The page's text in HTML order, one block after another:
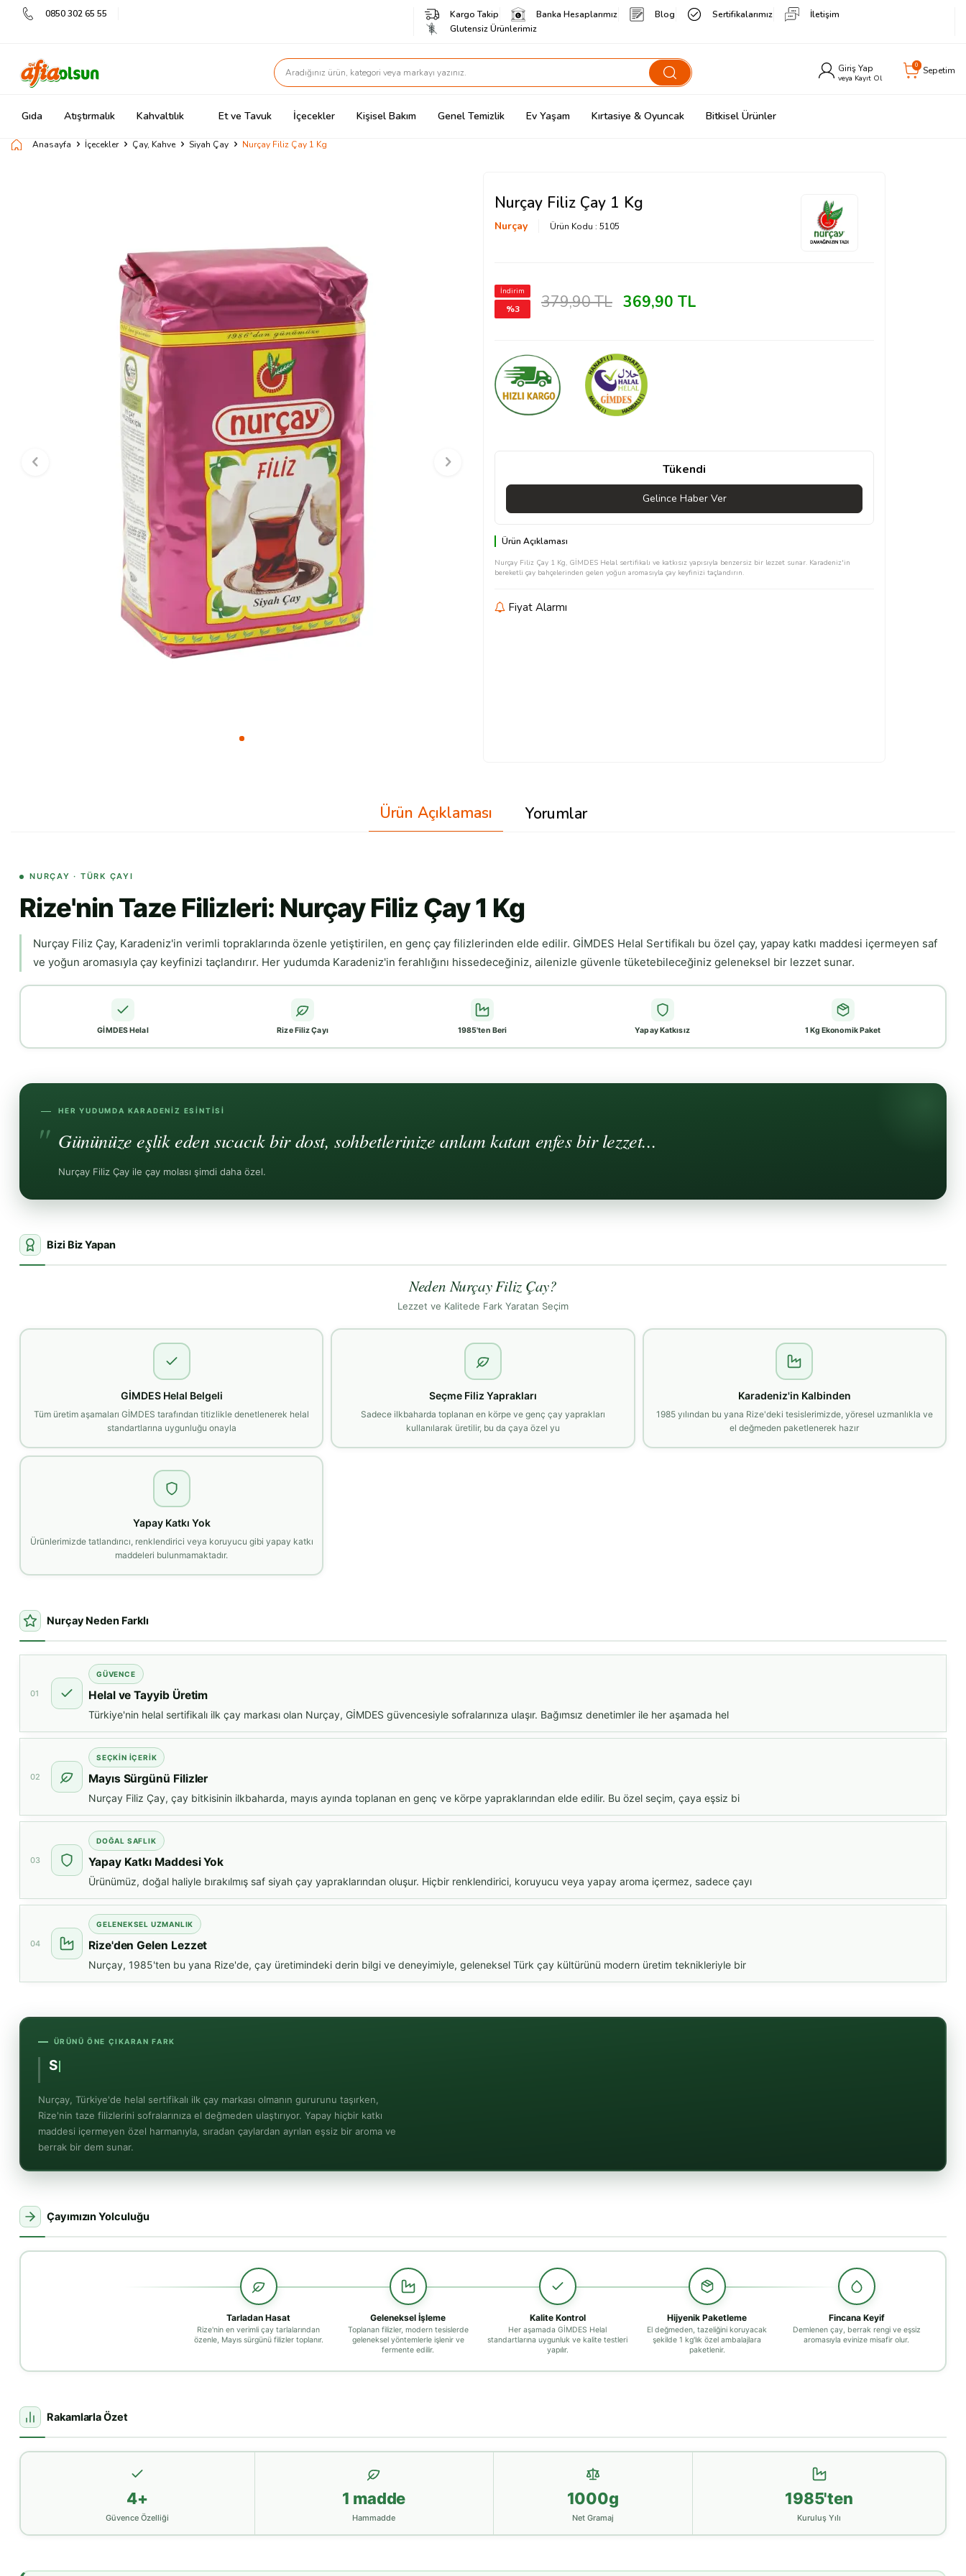
0850 302 65 55 Kargo Takip Banka Hesaplarımız Blog Sertifikalarımız
İletişim
Glutensiz Ürünlerimiz
Giriş Yap
veya Kayıt Ol
0 Sepetim
Gıda Atıştırmalık Kahvaltılık Et ve Tavuk İçecekler Kişisel Bakım Genel Temizlik Ev Yaşam Kırtasiye & Oyuncak Bitkisel Ürünler
Anasayfa İçecekler Çay, Kahve Siyah Çay Nurçay Filiz Çay 1 Kg
Nurçay Filiz Çay 1 Kg
Nurçay Ürün Kodu : 5105
İndirim
%3 379,90TL 369,90 TL
Tükendi
Gelince Haber Ver
Ürün Açıklaması
Nurçay Filiz Çay 1 Kg, GİMDES Helal sertifikalı ve katkısız yapısıyla benzersiz bir lezzet sunar. Karadeniz'in
bereketli çay bahçelerinden gelen yoğun aromasıyla çay keyfinizi taçlandırın.
Fiyat Alarmı
Ürün Açıklaması Yorumlar
NURÇAY · TÜRK ÇAYI
Rize'nin Taze Filizleri: Nurçay Filiz Çay 1 Kg
Nurçay Filiz Çay, Karadeniz'in verimli topraklarında özenle yetiştirilen, en genç çay filizlerinden elde edilir. GİMDES Helal Sertifikalı bu özel çay, yapay katkı maddesi içermeyen saf
ve yoğun aromasıyla çay keyfinizi taçlandırır. Her yudumda Karadeniz'in ferahlığını hissedeceğiniz, ailenizle güvenle tüketebileceğiniz geleneksel bir lezzet sunar.
GİMDES Helal Rize Filiz Çayı 1985'ten Beri Yapay Katkısız 1 Kg Ekonomik Paket
HER YUDUMDA KARADENIZ ESINTISI
Gününüze eşlik eden sıcacık bir dost, sohbetlerinize anlam katan enfes bir lezzet...
Nurçay Filiz Çay ile çay molası şimdi daha özel.
Bizi Biz Yapan
Neden Nurçay Filiz Çay?
Lezzet ve Kalitede Fark Yaratan Seçim
GİMDES Helal Belgeli
Tüm üretim aşamaları GİMDES tarafından titizlikle denetlenerek helal
standartlarına uygunluğu onayla
Seçme Filiz Yaprakları
Sadece ilkbaharda toplanan en körpe ve genç çay yaprakları
kullanılarak üretilir, bu da çaya özel yu
Karadeniz'in Kalbinden
1985 yılından bu yana Rize'deki tesislerimizde, yöresel uzmanlıkla ve
el değmeden paketlenerek hazır
Yapay Katkı Yok
Ürünlerimizde tatlandırıcı, renklendirici veya koruyucu gibi yapay katkı
maddeleri bulunmamaktadır.
Nurçay Neden Farklı
01
GÜVENCE
Helal ve Tayyib Üretim
Türkiye'nin helal sertifikalı ilk çay markası olan Nurçay, GİMDES güvencesiyle sofralarınıza ulaşır. Bağımsız denetimler ile her aşamada hel
02
SEÇKIN İÇERIK
Mayıs Sürgünü Filizler
Nurçay Filiz Çay, çay bitkisinin ilkbaharda, mayıs ayında toplanan en genç ve körpe yapraklarından elde edilir. Bu özel seçim, çaya eşsiz bi
03
DOĞAL SAFLIK
Yapay Katkı Maddesi Yok
Ürünümüz, doğal haliyle bırakılmış saf siyah çay yapraklarından oluşur. Hiçbir renklendirici, koruyucu veya yapay aroma içermez, sadece çayı
04
GELENEKSEL UZMANLIK
Rize'den Gelen Lezzet
Nurçay, 1985'ten bu yana Rize'de, çay üretimindeki derin bilgi ve deneyimiyle, geleneksel Türk çay kültürünü modern üretim teknikleriyle bir
ÜRÜNÜ ÖNE ÇIKARAN FARK
Sadece Mayıs Sürgünü G
Nurçay, Türkiye'de helal sertifikalı ilk çay markası olmanın gururunu taşırken,
Rize'nin taze filizlerini sofralarınıza el değmeden ulaştırıyor. Yapay hiçbir katkı
maddesi içermeyen özel harmanıyla, sıradan çaylardan ayrılan eşsiz bir aroma ve
berrak bir dem sunar.
Çayımızın Yolculuğu
Tarladan Hasat
Rize'nin en verimli çay tarlalarından
özenle, Mayıs sürgünü filizler toplanır.
Geleneksel İşleme
Toplanan filizler, modern tesislerde
geleneksel yöntemlerle işlenir ve
fermente edilir.
Kalite Kontrol
Her aşamada GİMDES Helal
standartlarına uygunluk ve kalite testleri
yapılır.
Hijyenik Paketleme
El değmeden, tazeliğini koruyacak
şekilde 1 kg'lık özel ambalajlara
paketlenir.
Fincana Keyif
Demlenen çay, berrak rengi ve eşsiz
aromasıyla evinize misafir olur.
Rakamlarla Özet
4+
Güvence Özelliği
1 madde
Hammadde
1000g
Net Gramaj
1985'ten
Kuruluş Yılı